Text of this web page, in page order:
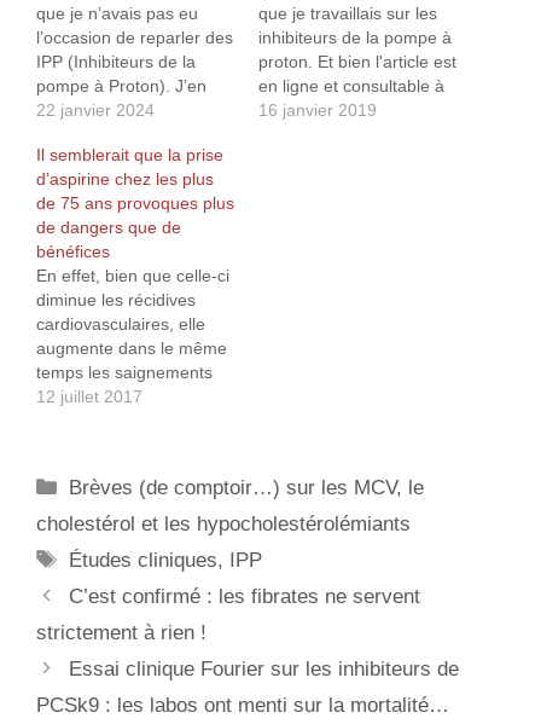
que je n’avais pas eu
l’occasion de reparler des
IPP (Inhibiteurs de la
pompe à Proton). J’en
avais fait un état des lieux
quelques articles2, mais
rien de bien récent. Il se
trouve que je viens de
voir passer un article qui
en parle,…
22 janvier 2024
que je travaillais sur les
inhibiteurs de la pompe à
proton. Et bien l'article est
en ligne et consultable à
la rubrique « Autres
16 janvier 2019
Il semblerait que la prise
d’aspirine chez les plus
de 75 ans provoques plus
de dangers que de
bénéfices
En effet, bien que celle-ci
diminue les récidives
cardiovasculaires, elle
augmente dans le même
temps les saignements
gastro-intestinaux dont la
12 juillet 2017
Catégories
Brèves (de comptoir…) sur les MCV, le
cholestérol et les hypocholestérolémiants
Étiquettes
Études cliniques, IPP
C’est confirmé : les fibrates ne servent
strictement à rien !
Essai clinique Fourier sur les inhibiteurs de
PCSk9 : les labos ont menti sur la mortalité…